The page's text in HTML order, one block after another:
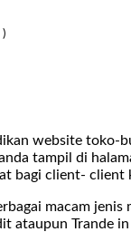
)
website toko-
tampil di
bagi client-
macam
ataupun Trande